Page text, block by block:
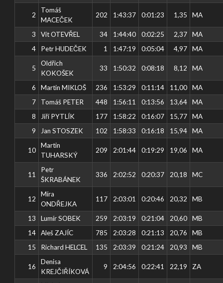
2
Tomáš
MACEČEK
202 1:43:37 0:01:23 1,35 MA
3 Vít OTEVŘEL 34 1:44:40 0:02:25 2,37
MA
4
Petr HUDEČEK 1 1:47:19 0:05:04 4,97 MA
5
Oldřich
KOKOŠEK
33 1:50:32 0:08:18 8,12 MA
6 Martin MIKLOŠ 236 1:53:29 0:11:14 11,00
MA
7
Tomáš PETER 448 1:56:11 0:13:56 13,64
MA
8
Jiří PYTLÍK 177 1:58:22 0:16:07 15,77
MA
9
Jan STOSZEK 102 1:58:33 0:16:18 15,94 MA
10
Martin
TUHARSKÝ
209 2:01:44 0:19:29 19,06 MA
11
Petr
ŠKRABÁNEK
336 2:02:52 0:20:37 20,18 MC
12
Míra
ONDŘEJKA
117 2:03:01 0:20:46 20,32 MB
13 Lumír SOBEK 259 2:03:19 0:21:04 20,60
MB
14
Aleš ZAJÍC 785 2:03:28 0:21:13 20,76
MB
15
Richard HELCEL 135 2:03:39 0:21:24 20,93 MB
16
Denisa
KREJČIŘÍKOVÁ
9 2:04:56 0:22:41 22,19 ZA